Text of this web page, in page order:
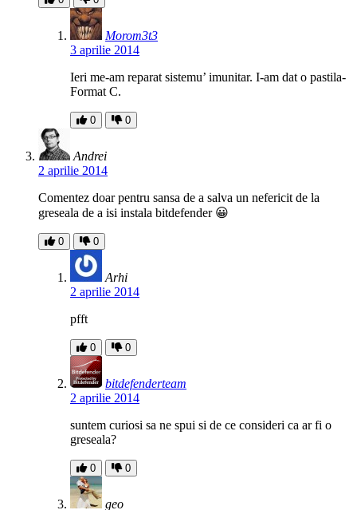
Morom3t3
3 aprilie 2014
Ieri me-am reparat sistemu’ imunitar. I-am dat o pastila-
Format C.
0 0
Andrei
2 aprilie 2014
Comentez doar pentru sansa de a salva un nefericit de la
greseala de a isi instala bitdefender 😀
0 0
Arhi
2 aprilie 2014
pfft
0 0
bitdefenderteam
2 aprilie 2014
suntem curiosi sa ne spui si de ce consideri ca ar fi o
greseala?
0 0
geo